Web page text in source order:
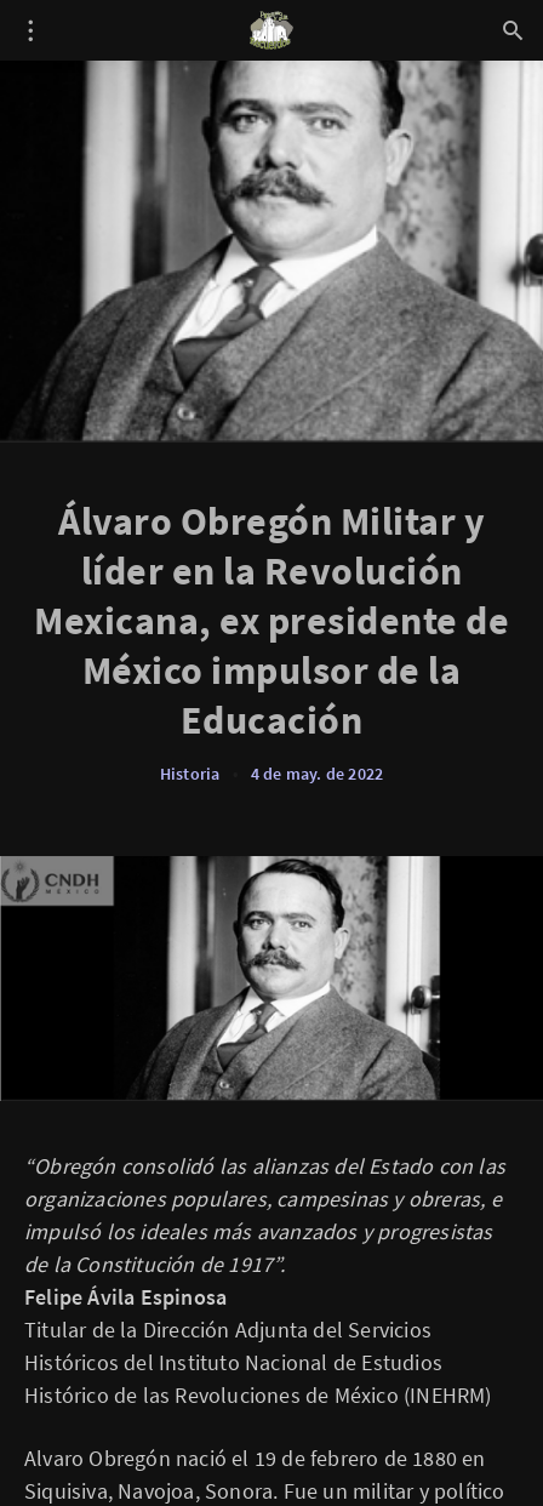
Álvaro Obregón Militar y
líder en la Revolución
Mexicana, ex presidente de
México impulsor de la
Educación
Historia 4 de may. de 2022
“Obregón consolidó las alianzas del Estado con las
organizaciones populares, campesinas y obreras, e
impulsó los ideales más avanzados y progresistas
de la Constitución de 1917”.
Felipe Ávila Espinosa
Titular de la Dirección Adjunta del Servicios
Históricos del Instituto Nacional de Estudios
Histórico de las Revoluciones de México (INEHRM)
Alvaro Obregón nació el 19 de febrero de 1880 en
Siquisiva, Navojoa, Sonora. Fue un militar y político